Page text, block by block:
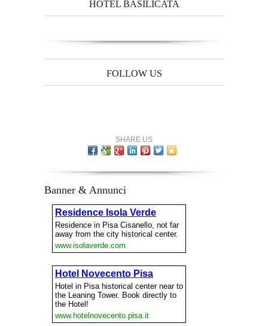
HOTEL BASILICATA
FOLLOW US
SHARE US
Banner & Annunci